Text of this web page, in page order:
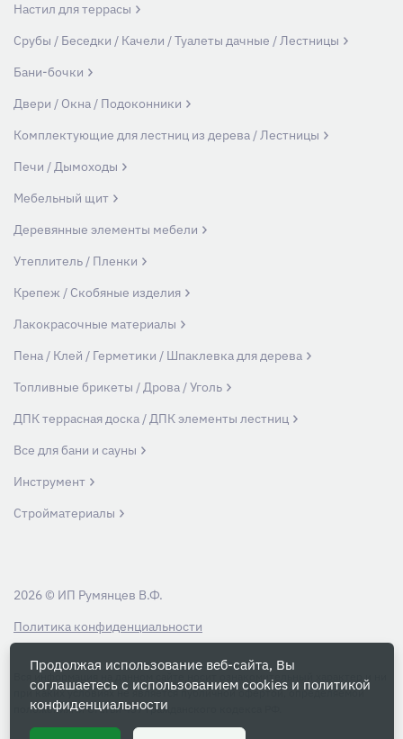
Настил для террасы
Срубы / Беседки / Качели / Туалеты дачные / Лестницы
Бани-бочки
Двери / Окна / Подоконники
Комплектующие для лестниц из дерева / Лестницы
Печи / Дымоходы
Мебельный щит
Деревянные элементы мебели
Утеплитель / Пленки
Крепеж / Скобяные изделия
Лакокрасочные материалы
Пена / Клей / Герметики / Шпаклевка для дерева
Топливные брикеты / Дрова / Уголь
ДПК террасная доска / ДПК элементы лестниц
Все для бани и сауны
Инструмент
Стройматериалы
Вся информация на данном сайте носит ознакомительный характер и ни
при каких условиях не является публичной офертой, определяемой
положениями Статьи 437 Гражданского кодекса РФ.
Политика конфиденциальности
2026 © ИП Румянцев В.Ф.
Продолжая использование веб-сайта, Вы
соглашаетесь с использованием cookies и политикой
конфиденциальности